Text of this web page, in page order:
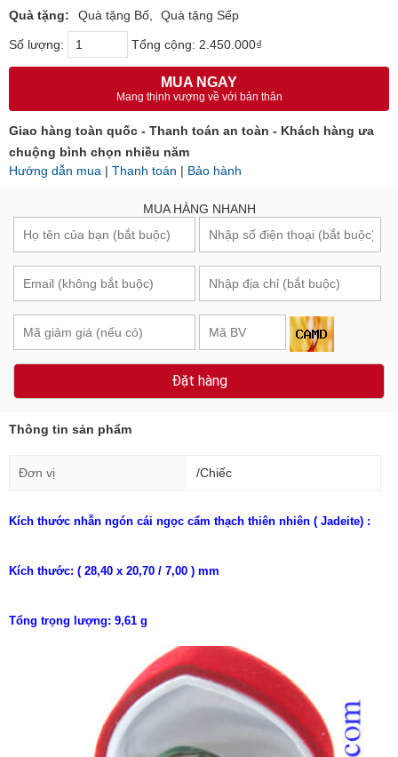
Quà tặng:
Quà tặng Bố Quà tặng Sếp
Số lượng: Tổng cộng: 2.450.000₫
MUA NGAY
Mang thịnh vượng về với bản thân
Giao hàng toàn quốc - Thanh toán an toàn - Khách hàng ưa
chuộng bình chọn nhiều năm
Hướng dẫn mua | Thanh toán | Bảo hành
MUA HÀNG NHANH
Đặt hàng
Thông tin sản phẩm
Đơn vị /Chiếc
Kích thước nhẫn ngón cái ngọc cẩm thạch thiên nhiên ( Jadeite) :
Kích thước: ( 28,40 x 20,70 / 7,00 ) mm
Tổng trọng lượng: 9,61 g